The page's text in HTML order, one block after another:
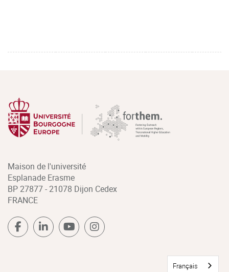
Maison de l'université
Esplanade Erasme
BP 27877 - 21078 Dijon Cedex
FRANCE
Français